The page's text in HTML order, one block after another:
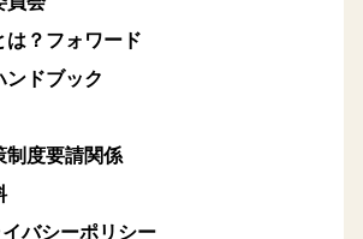
は？フォワード
ンドブック
制度要請関係
バシーポリシー